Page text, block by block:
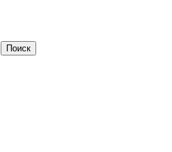
Поиск